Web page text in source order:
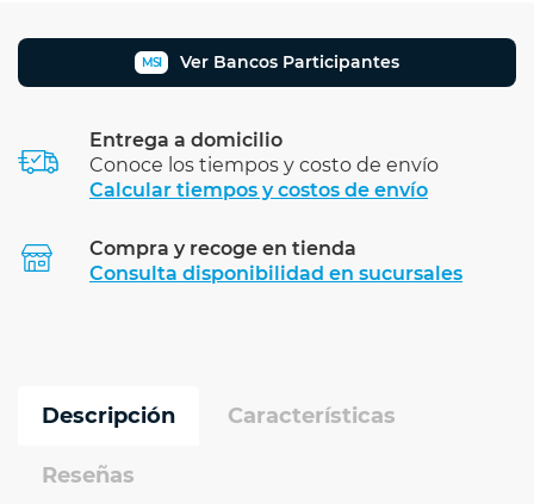
MSI Ver Bancos Participantes
Entrega a domicilio
Conoce los tiempos y costo de envío
Calcular tiempos y costos de envío
Compra y recoge en tienda
Consulta disponibilidad en sucursales
Descripción Características
Reseñas